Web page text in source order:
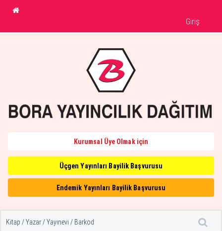
Giriş
Kurumsal Üye Olmak için
Üçgen Yayınları Bayilik Başvurusu
Endemik Yayınları Bayilik Başvurusu